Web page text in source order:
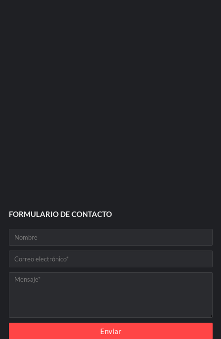
FORMULARIO DE CONTACTO